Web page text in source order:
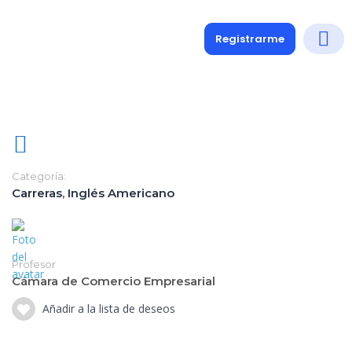
Registrarme
Categoría:
Carreras, Inglés Americano
Profesor
Cámara de Comercio Empresarial
Añadir a la lista de deseos